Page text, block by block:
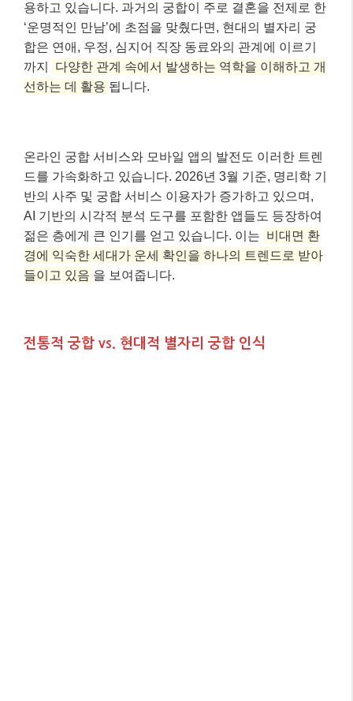
용하고 있습니다. 과거의 궁합이 주로 결혼을 전제로 한
‘운명적인 만남’에 초점을 맞췄다면, 현대의 별자리 궁
합은 연애, 우정, 심지어 직장 동료와의 관계에 이르기
까지
다양한 관계 속에서 발생하는 역학을 이해하고 개
선하는 데 활용 됩니다.
온라인 궁합 서비스와 모바일 앱의 발전도 이러한 트렌
드를 가속화하고 있습니다. 2026년 3월 기준, 명리학 기
반의 사주 및 궁합 서비스 이용자가 증가하고 있으며,
AI 기반의 시각적 분석 도구를 포함한 앱들도 등장하여
젊은 층에게 큰 인기를 얻고 있습니다. 이는 비대면 환
경에 익숙한 세대가 운세 확인을 하나의 트렌드로 받아
들이고 있음 을 보여줍니다.
전통적 궁합 vs. 현대적 별자리 궁합 인식